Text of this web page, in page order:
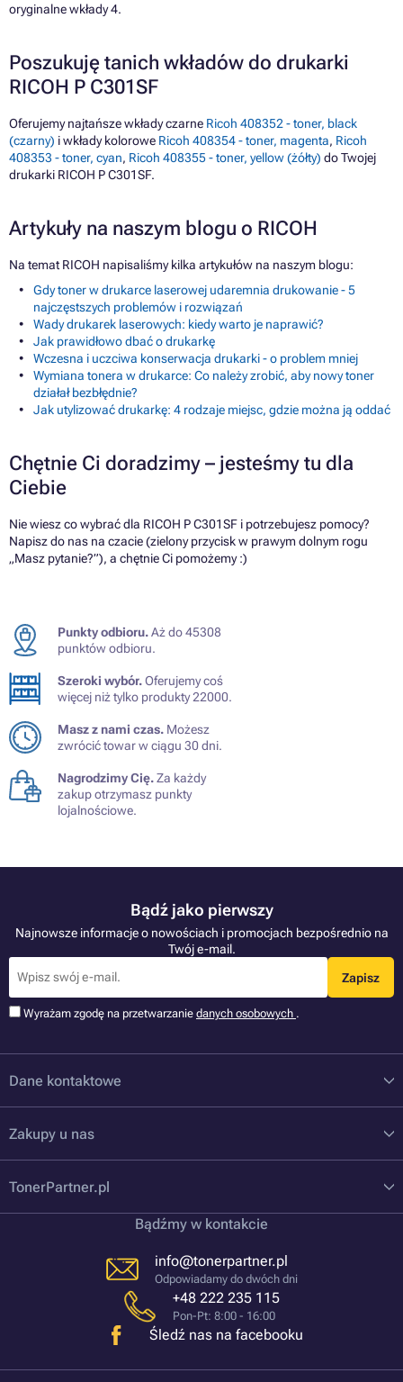
oryginalne wkłady 4.
Poszukuję tanich wkładów do drukarki
RICOH P C301SF
Oferujemy najtańsze wkłady czarne Ricoh 408352 - toner, black
(czarny) i wkłady kolorowe Ricoh 408354 - toner, magenta, Ricoh
408353 - toner, cyan, Ricoh 408355 - toner, yellow (żółty) do Twojej
drukarki RICOH P C301SF.
Artykuły na naszym blogu o RICOH
Na temat RICOH napisaliśmy kilka artykułów na naszym blogu:
Gdy toner w drukarce laserowej udaremnia drukowanie - 5
najczęstszych problemów i rozwiązań
Wady drukarek laserowych: kiedy warto je naprawić?
Jak prawidłowo dbać o drukarkę
Wczesna i uczciwa konserwacja drukarki - o problem mniej
Wymiana tonera w drukarce: Co należy zrobić, aby nowy toner
działał bezbłędnie?
Jak utylizować drukarkę: 4 rodzaje miejsc, gdzie można ją oddać
Chętnie Ci doradzimy – jesteśmy tu dla
Ciebie
Nie wiesz co wybrać dla RICOH P C301SF i potrzebujesz pomocy?
Napisz do nas na czacie (zielony przycisk w prawym dolnym rogu
„Masz pytanie?”), a chętnie Ci pomożemy :)
Punkty odbioru.Aż do 45308
punktów odbioru.
Szeroki wybór.Oferujemy coś
więcej niż tylko produkty 22000.
Masz z nami czas. Możesz
zwrócić towar w ciągu 30 dni.
Nagrodzimy Cię.Za każdy
zakup otrzymasz punkty
lojalnościowe.
Bądź jako pierwszy
Najnowsze informacje o nowościach i promocjach bezpośrednio na
Twój e-mail.
Zapisz
Wyrażam zgodę na przetwarzanie danych osobowych .
Dane kontaktowe
Zakupy u nas
TonerPartner.pl
Bądźmy w kontakcie
info@tonerpartner.pl
Odpowiadamy do dwóch dni
+48 222 235 115
Pon-Pt: 8:00 - 16:00
Śledź nas na facebooku